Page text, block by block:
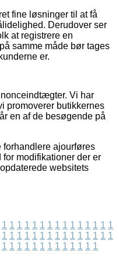
fine løsninger til at få
Derudover ser
at registrere en
samme måde bør tages
er.
Vi har
promoverer butikkernes
en af de besøgende på
forhandlere ajourføres
modifikationer der er
websitets
1 1 1 1 1 1 1 1 1 1 1 1 1 1 1
1 1 1 1 1 1 1 1 1 1 1 1 1 1 1
1 1 1 1 1 1 1 1 1 1 1 1 1